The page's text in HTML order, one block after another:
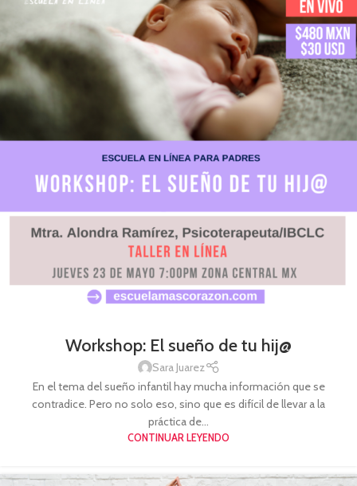
Workshop: El sueño de tu hij@
Sara Juarez
En el tema del sueño infantil hay mucha información que se
contradice. Pero no solo eso, sino que es difícil de llevar a la
práctica de...
CONTINUAR LEYENDO